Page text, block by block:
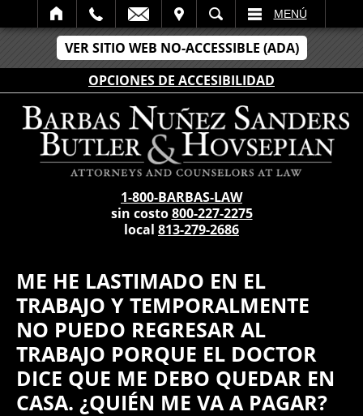
VER SITIO WEB NO-ACCESSIBLE (ADA)
OPCIONES DE ACCESIBILIDAD
BÚSCAR MENÚ
1-800-BARBAS-LAW
sin costo800-227-2275
local 813-279-2686
ME HE LASTIMADO EN EL
TRABAJO Y TEMPORALMENTE
NO PUEDO REGRESAR AL
TRABAJO PORQUE EL DOCTOR
DICE QUE ME DEBO QUEDAR EN
CASA. ¿QUIÉN ME VA A PAGAR?